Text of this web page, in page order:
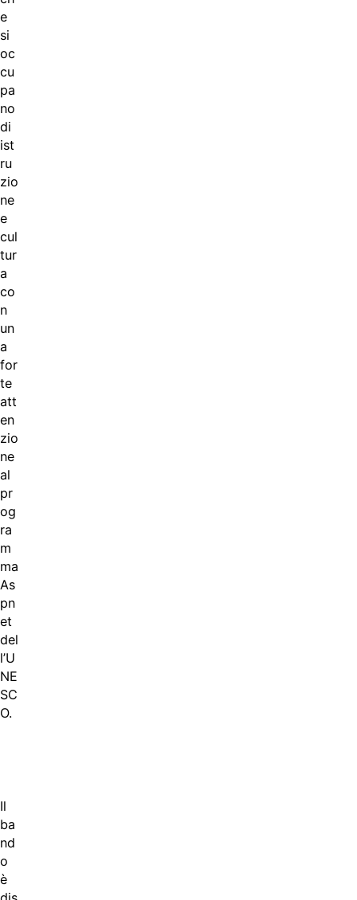
e
si
oc
cu
pa
no
di
ist
ru
zio
ne
e
cul
tur
a
co
n
un
a
for
te
att
en
zio
ne
al
pr
og
ra
m
ma
As
pn
et
del
l’U
NE
SC
O.
Il
ba
nd
o
è